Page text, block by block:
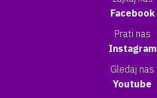
Facebook
Prati nas
Instagram
Gledaj nas
Youtube